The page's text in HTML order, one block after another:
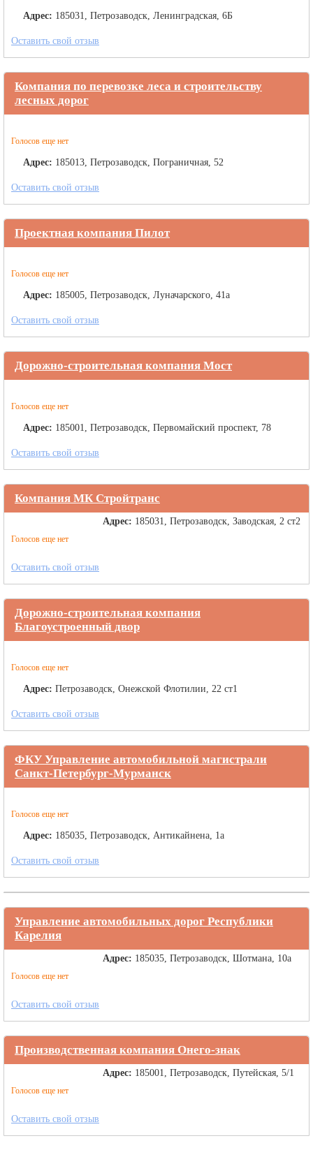
Адрес: 185031, Петрозаводск, Ленинградская, 6Б
Оставить свой отзыв
Компания по перевозке леса и строительству
лесных дорог
Голосов еще нет
Адрес: 185013, Петрозаводск, Пограничная, 52
Оставить свой отзыв
Проектная компания Пилот
Голосов еще нет
Адрес: 185005, Петрозаводск, Луначарского, 41а
Оставить свой отзыв
Дорожно-строительная компания Мост
Голосов еще нет
Адрес: 185001, Петрозаводск, Первомайский проспект, 78
Оставить свой отзыв
Компания МК Стройтранс
Голосов еще нет
Адрес: 185031, Петрозаводск, Заводская, 2 ст2
Оставить свой отзыв
Дорожно-строительная компания
Благоустроенный двор
Голосов еще нет
Адрес: Петрозаводск, Онежской Флотилии, 22 ст1
Оставить свой отзыв
ФКУ Управление автомобильной магистрали
Санкт-Петербург-Мурманск
Голосов еще нет
Адрес: 185035, Петрозаводск, Антикайнена, 1а
Оставить свой отзыв
Управление автомобильных дорог Республики
Карелия
Голосов еще нет
Адрес: 185035, Петрозаводск, Шотмана, 10а
Оставить свой отзыв
Производственная компания Онего-знак
Голосов еще нет
Адрес: 185001, Петрозаводск, Путейская, 5/1
Оставить свой отзыв